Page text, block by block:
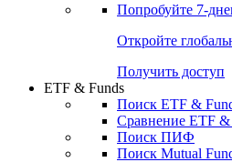
Попробуйте 7-
Откройте
Получить доступ
ETF & Funds
Поиск ETF &
Сравнение ETF &
Поиск ПИФ
Поиск Mutual